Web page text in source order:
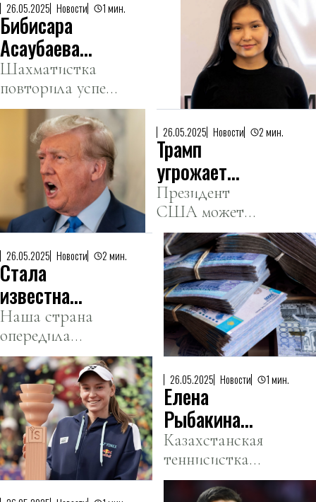
26.05.2025 Новости 1 мин.
Бибисара
Асаубаева
стала второй
женщиной-
гроссмейстером
в истории
Казахстана
Шахматистка
повторила успех
Жансаи
Абдумалик.
26.05.2025 Новости 2 мин.
Трамп
угрожает
Apple 25-
процентным
тарифом
Президент
США может
нанести удар по
технологическим
гигантам.
26.05.2025 Новости 2 мин.
Стала
известна
позиция
Казахстана в
мировом
пенсионном
рейтинге
Наша страна
опередила
Сингапур,
Китай и
Испанию.
26.05.2025 Новости 1 мин.
Елена
Рыбакина
выиграла
турнир в
Страсбурге
Казахстанская
теннисистка
пополнила
свою